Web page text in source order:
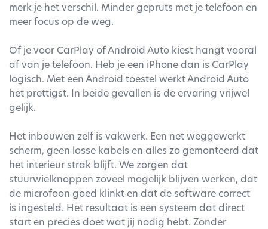
merk je het verschil. Minder gepruts met je telefoon en
meer focus op de weg.
Of je voor CarPlay of Android Auto kiest hangt vooral
af van je telefoon. Heb je een iPhone dan is CarPlay
logisch. Met een Android toestel werkt Android Auto
het prettigst. In beide gevallen is de ervaring vrijwel
gelijk.
Het inbouwen zelf is vakwerk. Een net weggewerkt
scherm, geen losse kabels en alles zo gemonteerd dat
het interieur strak blijft. We zorgen dat
stuurwielknoppen zoveel mogelijk blijven werken, dat
de microfoon goed klinkt en dat de software correct
is ingesteld. Het resultaat is een systeem dat direct
start en precies doet wat jij nodig hebt. Zonder